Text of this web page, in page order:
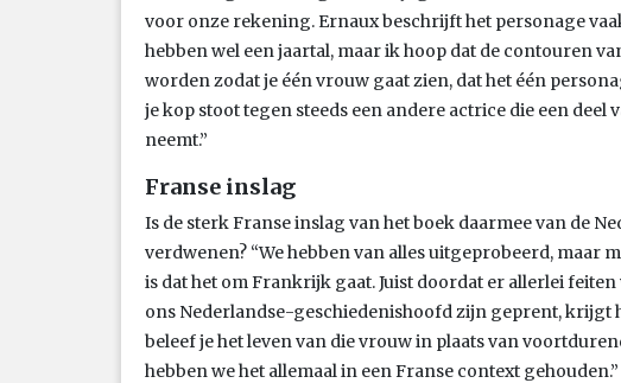
voor onze rekening. Ernaux beschrijft het personage vaak
hebben wel een jaartal, maar ik hoop dat de contouren
worden zodat je één vrouw gaat zien, dat het één
je kop stoot tegen steeds een andere actrice die een
neemt.”
Franse inslag
Is de sterk Franse inslag van het boek daarmee van de
verdwenen? “We hebben van alles uitgeprobeerd, maar
is dat het om Frankrijk gaat. Juist doordat er allerlei
ons Nederlandse-geschiedenishoofd zijn geprent, krijgt
beleef je het leven van die vrouw in plaats van
hebben we het allemaal in een Franse context gehouden.”